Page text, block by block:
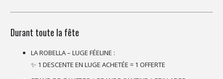
Durant toute la fête
LA ROBELLA – LUGE FÉELINE :
✨ 1 DESCENTE EN LUGE ACHETÉE = 1 OFFERTE